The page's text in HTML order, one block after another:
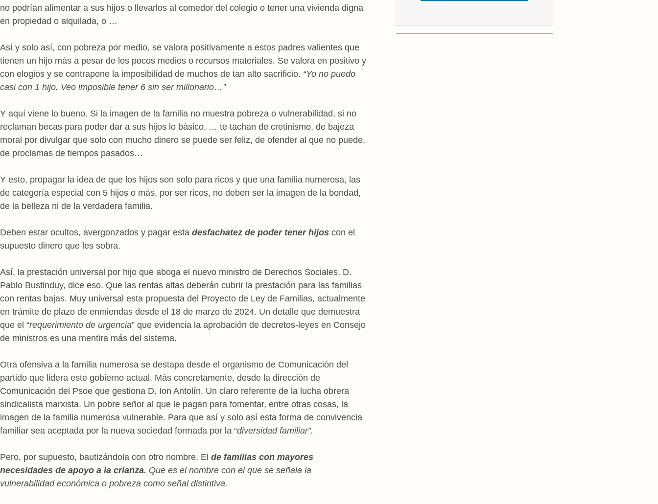
no podrían alimentar a sus hijos o llevarlos al comedor del colegio o tener una vivienda digna
en propiedad o alquilada, o …
Así y solo así, con pobreza por medio, se valora positivamente a estos padres valientes que
tienen un hijo más a pesar de los pocos medios o recursos materiales. Se valora en positivo y
con elogios y se contrapone la imposibilidad de muchos de tan alto sacrificio. “Yo no puedo
casi con 1 hijo. Veo imposible tener 6 sin ser millonario…”
Y aquí viene lo bueno. Si la imagen de la familia no muestra pobreza o vulnerabilidad, si no
reclaman becas para poder dar a sus hijos lo básico, … te tachan de cretinismo, de bajeza
moral por divulgar que solo con mucho dinero se puede ser feliz, de ofender al que no puede,
de proclamas de tiempos pasados…
Y esto, propagar la idea de que los hijos son solo para ricos y que una familia numerosa, las
de categoría especial con 5 hijos o más, por ser ricos, no deben ser la imagen de la bondad,
de la belleza ni de la verdadera familia.
Deben estar ocultos, avergonzados y pagar esta desfachatez de poder tener hijos con el
supuesto dinero que les sobra.
Así, la prestación universal por hijo que aboga el nuevo ministro de Derechos Sociales, D.
Pablo Bustinduy, dice eso. Que las rentas altas deberán cubrir la prestación para las familias
con rentas bajas. Muy universal esta propuesta del Proyecto de Ley de Familias, actualmente
en trámite de plazo de enmiendas desde el 18 de marzo de 2024. Un detalle que demuestra
que el “requerimiento de urgencia” que evidencia la aprobación de decretos-leyes en Consejo
de ministros es una mentira más del sistema.
Otra ofensiva a la familia numerosa se destapa desde el organismo de Comunicación del
partido que lidera este gobierno actual. Más concretamente, desde la dirección de
Comunicación del Psoe que gestiona D. Ion Antolín. Un claro referente de la lucha obrera
sindicalista marxista. Un pobre señor al que le pagan para fomentar, entre otras cosas, la
imagen de la familia numerosa vulnerable. Para que así y solo así esta forma de convivencia
familiar sea aceptada por la nueva sociedad formada por la “diversidad familiar”.
Pero, por supuesto, bautizándola con otro nombre. El de familias con mayores
necesidades de apoyo a la crianza. Que es el nombre con el que se señala la
vulnerabilidad económica o pobreza como señal distintiva.